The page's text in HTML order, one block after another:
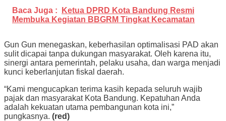
Baca Juga :
Ketua DPRD Kota Bandung Resmi
Membuka Kegiatan BBGRM Tingkat Kecamatan
Gun Gun menegaskan, keberhasilan optimalisasi PAD akan
sulit dicapai tanpa dukungan masyarakat. Oleh karena itu,
sinergi antara pemerintah, pelaku usaha, dan warga menjadi
kunci keberlanjutan fiskal daerah.
“Kami mengucapkan terima kasih kepada seluruh wajib
pajak dan masyarakat Kota Bandung. Kepatuhan Anda
adalah kekuatan utama pembangunan kota ini,”
pungkasnya. (red)